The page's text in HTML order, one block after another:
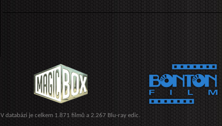
V databázi je celkem 1.871 filmů a 2.267 Blu-ray edic.